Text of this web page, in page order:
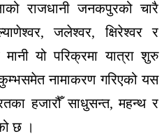
राजधानी जनकपुरको चारै
जलेश्वर, क्षिरेश्वर र
यो परिक्रमा यात्रा शुरु
नामाकरण गरिएको यस
हजारौँ साधुसन्त, महन्थ र
छ ।